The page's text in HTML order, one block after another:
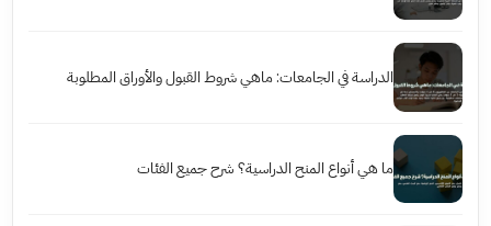
الدراسة في الجامعات: ماهي شروط القبول والأوراق المطلوبة
ما هي أنواع المنح الدراسية؟ شرح جميع الفئات